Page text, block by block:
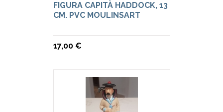
FIGURA CAPITÀ HADDOCK, 13
CM. PVC MOULINSART
17,00 €